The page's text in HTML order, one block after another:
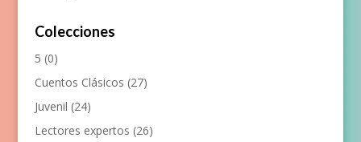
Colecciones
5 (0)
Cuentos Clásicos (27)
Juvenil (24)
Lectores expertos (26)